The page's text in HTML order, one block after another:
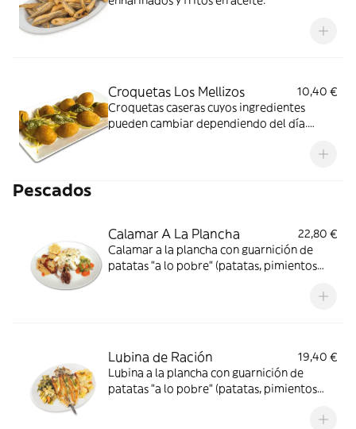
Croquetas Los Mellizos
10,40 €
Croquetas caseras cuyos ingredientes
pueden cambiar dependiendo del día.
Pescados
Calamar A La Plancha
22,80 €
Calamar a la plancha con guarnición de
patatas "a lo pobre" (patatas, pimientos
Lubina de Ración
19,40 €
Lubina a la plancha con guarnición de
patatas "a lo pobre" (patatas, pimientos